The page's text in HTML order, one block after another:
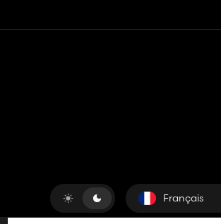
Français